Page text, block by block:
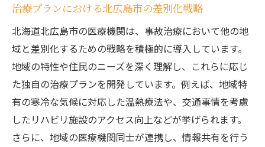
治療プランにおける北広島市の差別化戦略
北海道北広島市の医療機関は、事故治療において他の地
域と差別化するための戦略を積極的に導入しています。
地域の特性や住民のニーズを深く理解し、これらに応じ
た独自の治療プランを開発しています。例えば、地域特
有の寒冷な気候に対応した温熱療法や、交通事情を考慮
したリハビリ施設のアクセス向上などが挙げられます。
さらに、地域の医療機関同士が連携し、情報共有を行う